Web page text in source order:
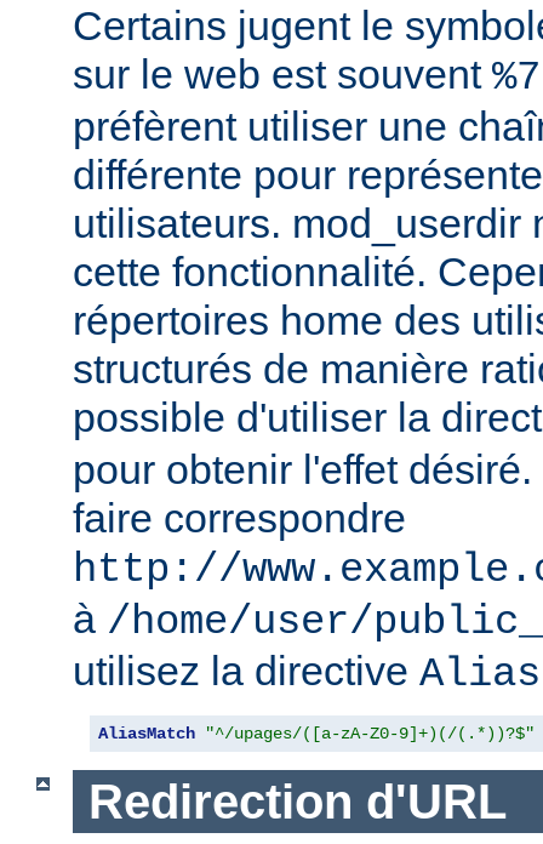
Certains jugent le
sur le web est souvent
préfèrent utiliser une
différente pour
utilisateurs. mod_userdir
cette fonctionnalité.
répertoires home des
structurés de manière
possible d'utiliser la
pour obtenir l'effet
faire correspondre
http://
à /home/user/
utilisez la directive
AliasMatch "^/upages/([a-zA-Z0-9]+)(/(.*))?$"
Redirection d'URL